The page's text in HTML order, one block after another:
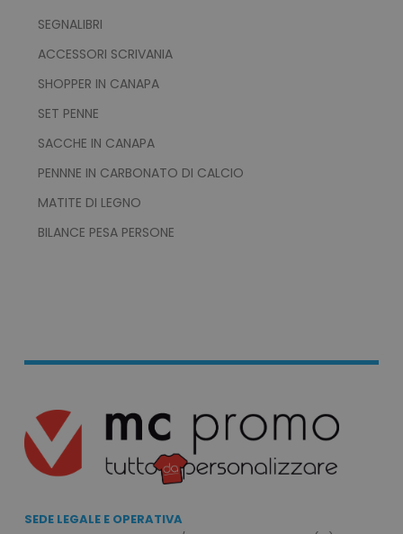
SEGNALIBRI
ACCESSORI SCRIVANIA
SHOPPER IN CANAPA
SET PENNE
SACCHE IN CANAPA
PENNNE IN CARBONATO DI CALCIO
MATITE DI LEGNO
BILANCE PESA PERSONE
SEDE LEGALE E OPERATIVA